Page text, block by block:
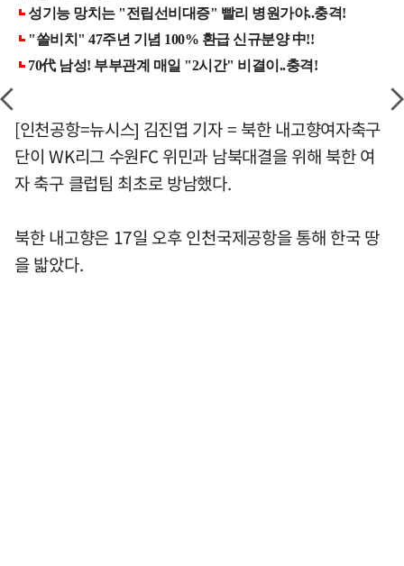
[인천공항=뉴시스] 김진엽 기자 = 북한 내고향여자축구
단이 WK리그 수원FC 위민과 남북대결을 위해 북한 여
자 축구 클럽팀 최초로 방남했다.
북한 내고향은 17일 오후 인천국제공항을 통해 한국 땅
을 밟았다.